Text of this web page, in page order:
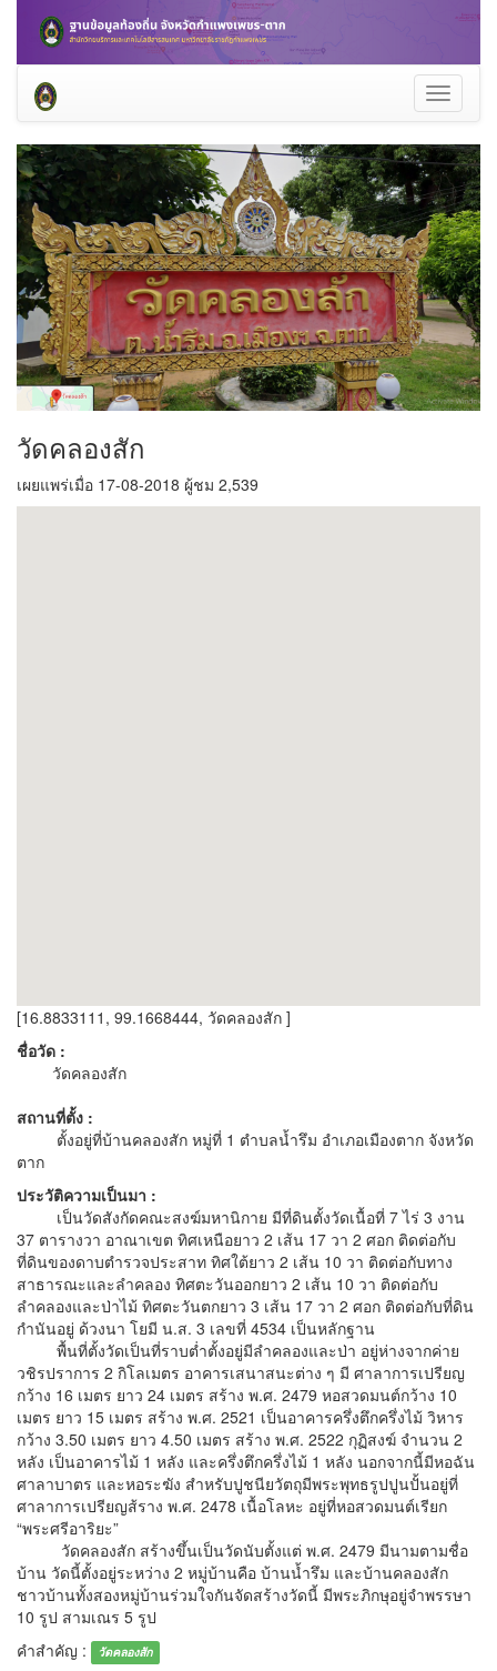
Toggle
วัดคลองสัก
เผยแพร่เมื่อ 17-08-2018 ผู้ชม 2,539
[16.8833111, 99.1668444, วัดคลองสัก ]
ชื่อวัด :
วัดคลองสัก
สถานที่ตั้ง :
ตั้งอยู่ที่บ้านคลองสัก หมู่ที่ 1 ตำบลน้ำรึม อำเภอเมืองตาก จังหวัด
ตาก
ประวัติความเป็นมา :
เป็นวัดสังกัดคณะสงฆ์มหานิกาย มีที่ดินตั้งวัดเนื้อที่ 7 ไร่ 3 งาน
37 ตารางวา อาณาเขต ทิศเหนือยาว 2 เส้น 17 วา 2 ศอก ติดต่อกับ
ที่ดินของดาบตำรวจประสาท ทิศใต้ยาว 2 เส้น 10 วา ติดต่อกับทาง
สาธารณะและลำคลอง ทิศตะวันออกยาว 2 เส้น 10 วา ติดต่อกับ
ลำคลองและป่าไม้ ทิศตะวันตกยาว 3 เส้น 17 วา 2 ศอก ติดต่อกับที่ดิน
กำนันอยู่ ด้วงนา โยมี น.ส. 3 เลขที่ 4534 เป็นหลักฐาน
พื้นที่ตั้งวัดเป็นที่ราบต่ำตั้งอยู่มีลำคลองและป่า อยู่ห่างจากค่าย
วชิรปราการ 2 กิโลเมตร อาคารเสนาสนะต่าง ๆ มี ศาลาการเปรียญ
กว้าง 16 เมตร ยาว 24 เมตร สร้าง พ.ศ. 2479 หอสวดมนต์กว้าง 10
เมตร ยาว 15 เมตร สร้าง พ.ศ. 2521 เป็นอาคารครึ่งตึกครึ่งไม้ วิหาร
กว้าง 3.50 เมตร ยาว 4.50 เมตร สร้าง พ.ศ. 2522 กุฏิสงฆ์ จำนวน 2
หลัง เป็นอาคารไม้ 1 หลัง และครึ่งตึกครึ่งไม้ 1 หลัง นอกจากนี้มีหอฉัน
ศาลาบาตร และหอระฆัง สำหรับปูชนียวัตถุมีพระพุทธรูปปูนปั้นอยู่ที่
ศาลาการเปรียญส้ราง พ.ศ. 2478 เนื้อโลหะ อยู่ที่หอสวดมนต์เรียก
“พระศรีอาริยะ”
วัดคลองสัก สร้างขึ้นเป็นวัดนับตั้งแต่ พ.ศ. 2479 มีนามตามชื่อ
บ้าน วัดนี้ตั้งอยู่ระหว่าง 2 หมู่บ้านคือ บ้านน้ำรึม และบ้านคลองสัก
ชาวบ้านทั้งสองหมู่บ้านร่วมใจกันจัดสร้างวัดนี้ มีพระภิกษุอยู่จำพรรษา
10 รูป สามเณร 5 รูป
คำสำคัญ :
วัดคลองสัก